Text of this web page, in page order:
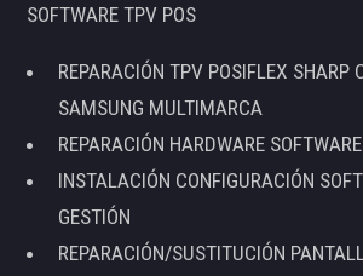
SOFTWARE TPV POS
REPARACIÓN TPV POSIFLEX SHARP
SAMSUNG MULTIMARCA
REPARACIÓN HARDWARE
INSTALACIÓN CONFIGURACIÓN
GESTIÓN
REPARACIÓN/SUSTITUCIÓN